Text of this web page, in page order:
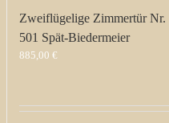
Zweiflügelige Zimmertür Nr.
501 Spät-Biedermeier
885,00 €